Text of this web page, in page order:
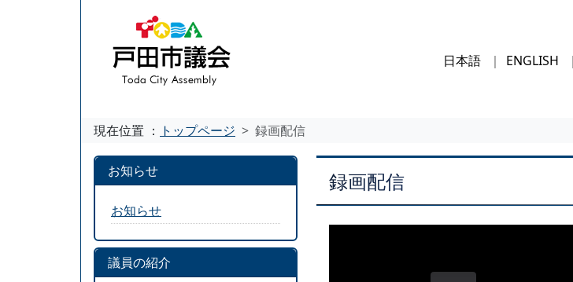
日本語 ENGLISH
現在位置 ： トップページ 録画配信
録画配信
お知らせ
お知らせ
議員の紹介